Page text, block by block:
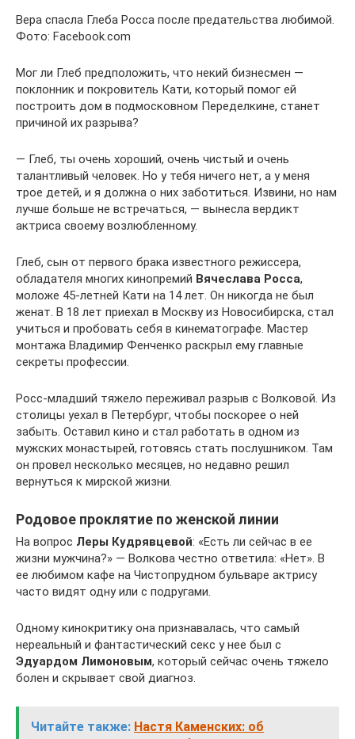
Вера спасла Глеба Росса после предательства любимой.
Фото: Facebook.com
Мог ли Глеб предположить, что некий бизнесмен —
поклонник и покровитель Кати, который помог ей
построить дом в подмосковном Переделкине, станет
причиной их разрыва?
— Глеб, ты очень хороший, очень чистый и очень
талантливый человек. Но у тебя ничего нет, а у меня
трое детей, и я должна о них заботиться. Извини, но нам
лучше больше не встречаться, — вынесла вердикт
актриса своему возлюбленному.
Глеб, сын от первого брака известного режиссера,
обладателя многих кинопремий Вячеслава Росса,
моложе 45-летней Кати на 14 лет. Он никогда не был
женат. В 18 лет приехал в Москву из Новосибирска, стал
учиться и пробовать себя в кинематографе. Мастер
монтажа Владимир Фенченко раскрыл ему главные
секреты профессии.
Росс-младший тяжело переживал разрыв с Волковой. Из
столицы уехал в Петербург, чтобы поскорее о ней
забыть. Оставил кино и стал работать в одном из
мужских монастырей, готовясь стать послушником. Там
он провел несколько месяцев, но недавно решил
вернуться к мирской жизни.
Родовое проклятие по женской линии
На вопрос Леры Кудрявцевой: «Есть ли сейчас в ее
жизни мужчина?» — Волкова честно ответила: «Нет». В
ее любимом кафе на Чистопрудном бульваре актрису
часто видят одну или с подругами.
Одному кинокритику она признавалась, что самый
нереальный и фантастический секс у нее был с
Эдуардом Лимоновым, который сейчас очень тяжело
болен и скрывает свой диагноз.
Читайте также: Настя Каменских: об